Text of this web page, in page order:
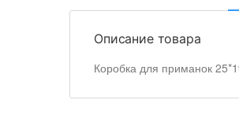
Описание товара
Коробка для приманок